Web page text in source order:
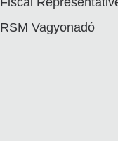
RSM Vagyonadó